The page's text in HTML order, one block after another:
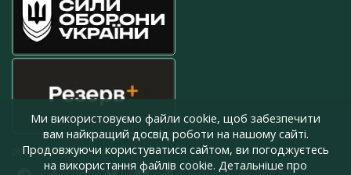
press@armyinform.com.ua
Ми використовуємо файли cookie, щоб забезпечити
вам найкращий досвід роботи на нашому сайті.
Продовжуючи користуватися сайтом, ви погоджуєтесь
на використання файлів cookie. Детальніше про